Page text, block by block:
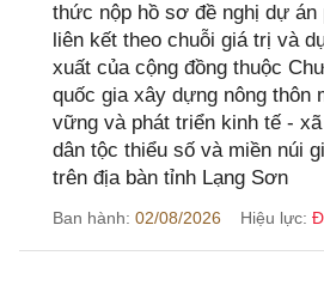
thức nộp hồ sơ đề nghị dự án
liên kết theo chuỗi giá trị và
xuất của cộng đồng thuộc
quốc gia xây dựng nông thôn
vững và phát triển kinh tế -
dân tộc thiểu số và miền núi
trên địa bàn tỉnh Lạng Sơn
Ban hành: 02/08/2026 Hiệu lực: